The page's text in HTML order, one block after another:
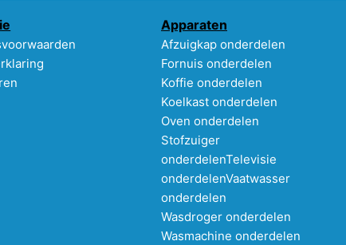
Apparaten
Afzuigkap onderdelen
Fornuis onderdelen
Koffie onderdelen
Koelkast onderdelen
Oven onderdelen
Stofzuiger
onderdelenTelevisie
onderdelenVaatwasser
onderdelen
Wasdroger onderdelen
Wasmachine onderdelen